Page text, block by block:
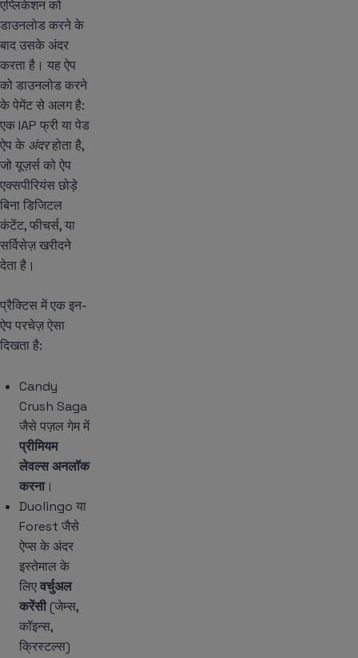
एप्लिकेशन को
डाउनलोड करने के
बाद उसके अंदर
करता है। यह ऐप
को डाउनलोड करने
के पेमेंट से अलग है:
एक IAP फ्री या पेड
ऐप के अंदरहोता है,
जो यूज़र्स को ऐप
एक्सपीरियंस छोड़े
बिना डिजिटल
कंटेंट, फीचर्स, या
सर्विसेज़ खरीदने
देता है।
प्रैक्टिस में एक इन-
ऐप परचेज़ ऐसा
दिखता है:
Candy
Crush Saga
जैसे पज़ल गेम में
प्रीमियम
लेवल्स अनलॉक
करना।
Duolingo या
Forest जैसे
ऐप्स के अंदर
इस्तेमाल के
लिएवर्चुअल
करेंसी(जेम्स,
कॉइन्स,
क्रिस्टल्स)